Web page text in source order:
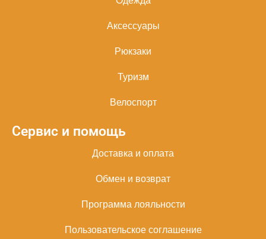
Аксессуары
Рюкзаки
Туризм
Велоспорт
Сервис и помощь
Доставка и оплата
Обмен и возврат
Программа лояльности
Пользовательское соглашение